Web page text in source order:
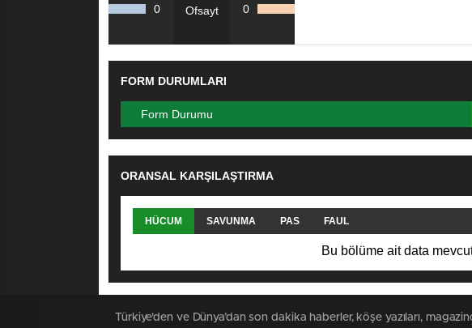
0 Ofsayt 0
FORM DURUMLARI
Form Durumu
ORANSAL KARŞILAŞTIRMA
HÜCUM SAVUNMA PAS FAUL
Bu bölüme ait data
Türkiye'den ve Dünya’dan son dakika haberler, köşe yazıları,